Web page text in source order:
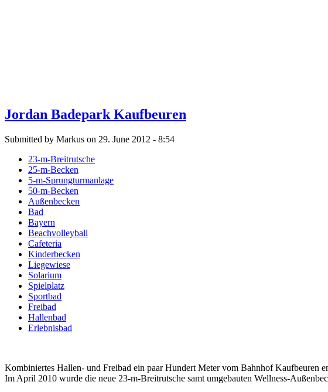
Jordan Badepark Kaufbeuren
Submitted by Markus on 29. June 2012 - 8:54
23-m-Breitrutsche
25-m-Becken
5-m-Sprungturmanlage
50-m-Becken
Außenbecken
Bad
Bayern
Beachvolleyball
Cafeteria
Kinderbecken
Liegewiese
Solarium
Spielplatz
Sportbad
Freibad
Hallenbad
Erlebnisbad
Kombiniertes Hallen- und Freibad ein paar Hundert Meter vom Bahnhof Kaufbeuren
Im April 2010 wurde die neue 23-m-Breitrutsche samt umgebauten Wellness-